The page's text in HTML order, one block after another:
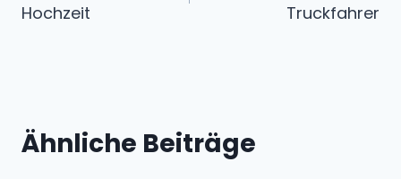
Hochzeit
Truckfahrer
Ähnliche Beiträge